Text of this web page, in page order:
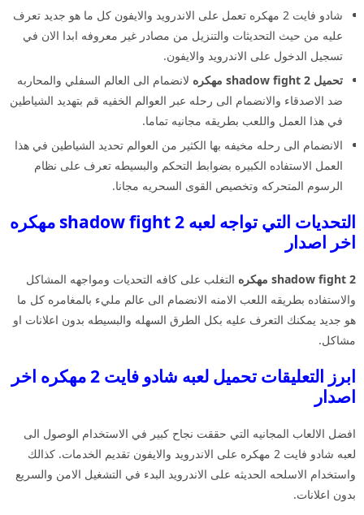
شادو فايت 2 مهكره تعمل على الاندرويد والايفون كل ما هو جديد تعرف
عليه من حيث التحديثات والتنزيل من مصادر غير معروفه ابدا الان في
تسجيل الدخول على الاندرويد والايفون.
تحميل shadow fight 2 مهكره
لانضمام الى العالم السفلي والمحاربه
ضد الاصدقاء والانضمام الى رحله عبر العوالم الخفيه قم بتهديد الشياطين
في هذا العمل واللعب بطريقه مجانيه تماما.
الانضمام الى رحله مخيفه بها الكثير من العوالم تحديد الشياطين في هذا
العمل الاستفاده الكبيره بضوابط التحكم والبسيطه تعرف على نظام
الرسوم المتحركه وتخصيص القوى السحريه مجانا.
التحديات التي تواجه لعبه shadow fight 2 مهكره
اخر اصدار
shadow fight 2 مهكره
التغلب على كافه التحديات ومواجهه المشاكل
والاستفاده بطريقه اللعب الامنه الانضمام الى عالم مليء بالمغامره كل ما
هو جديد يمكنك التعرف عليه بكل الطرق السهله والبسيطه بدون اعلانات او
مشاكل.
ابرز التعليقات تحميل لعبه شادو فايت 2 مهكره اخر
اصدار
افضل الالعاب المجانيه التي حققت نجاح كبير في الاستخدام الوصول الى
لعبه شادو فايت 2 مهكره على الاندرويد والايفون تقديم الخدمات. كذالك
واستخدام الاسلحه الحديثه على الاندرويد البدء في التشغيل الامن والسريع
بدون اعلانات.